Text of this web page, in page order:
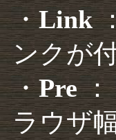
・Link
ンクが
・Pre：
ラウザ